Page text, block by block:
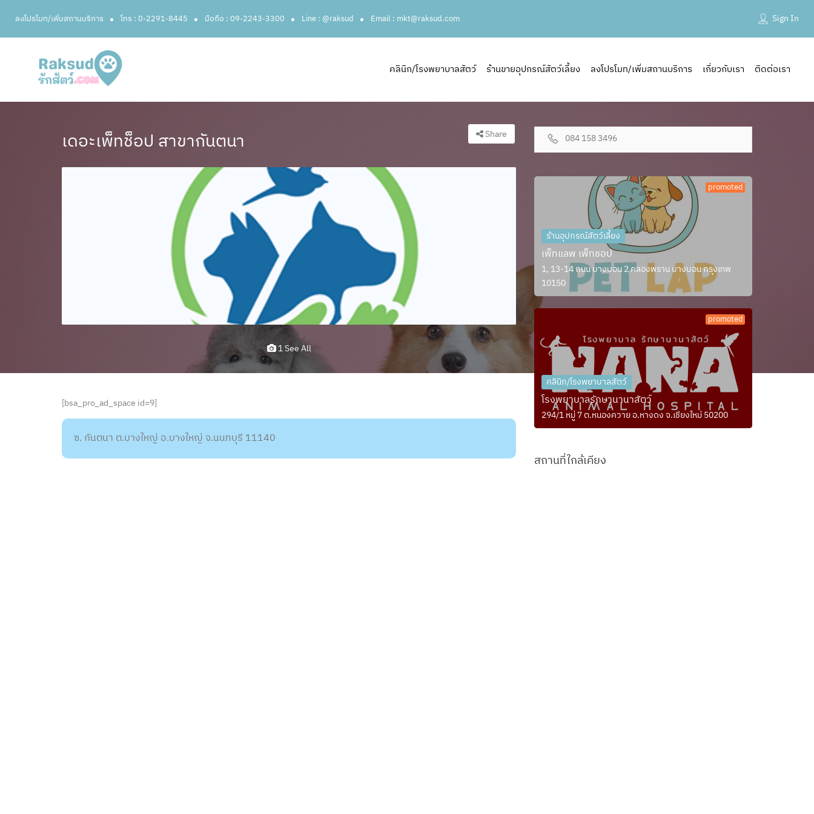
ลงโปรโมท/เพิ่มสถานบริการ โทร : 0-2291-8445 มือถือ : 09-2243-3300 Line : @raksud Email : mkt@raksud.com Sign In
คลินิก/โรงพยาบาลสัตว์ ร้านขายอุปกรณ์สัตว์เลี้ยง ลงโปรโมท/เพิ่มสถานบริการ เกี่ยวกับเรา ติดต่อเรา
เดอะเพ็ทช็อป สาขากันตนา Share
1 See All
[bsa_pro_ad_space id=9]
ซ. กันตนา ต.บางใหญ่ อ.บางใหญ่ จ.นนทบุรี 11140
084 158 3496
promoted
ร้านอุปกรณ์สัตว์เลี้ยง
เพ็ทแลพ เพ็ทชอป
1, 13-14 ถนน บางบอน 2 คลองพราน บางบอน กรุงเทพ
10150
promoted
คลินิก/โรงพยาบาลสัตว์
โรงพยาบาลรักษานานาสัตว์
294/1 หมู่ 7 ต.หนองควาย อ.หางดง จ.เชียงใหม่ 50200
สถานที่ใกล้เคียง